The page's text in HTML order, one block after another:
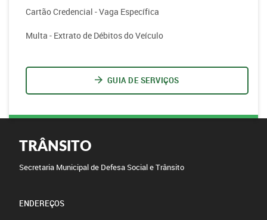
Cartão Credencial - Vaga Específica
Multa - Extrato de Débitos do Veículo
GUIA DE SERVIÇOS
TRÂNSITO
Secretaria Municipal de Defesa Social e Trânsito
ENDEREÇOS